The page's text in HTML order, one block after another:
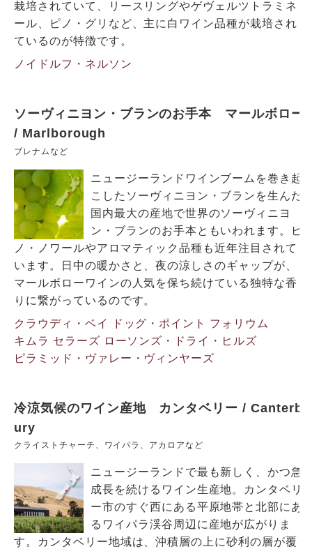
栽培されていて、リースリングやゲヴェルツトラミネ
ール、ピノ・グリなど、主に白ワイン品種が栽培され
ているのが特徴です。
ノイドルフ・ネルソン
ソーヴィニヨン・ブランのお手本 マールボロー
/ Marlborough
ブレナムなど
ニュージーランドワインブームを巻き起
こしたソーヴィニヨン・ブランを生んだ
国内最大の産地で世界のソーヴィニヨ
ン・ブランのお手本ともいわれます。ピ
ノ・ノワールやアロマティック品種も近年注目されて
います。日中の暖かさと、夜の涼しさのギャップが、
マールボローワインの人気を保ち続けている独特な香
りに繋がっているのです。
クラウディ・ベイ
ドッグ・ポイント
フォリウム
キムラ セラーズ ローソンズ・ドライ・ヒルズ
ピラミッド・ヴァレー・ヴィンヤーズ
冷涼気候のワイン産地 カンタベリー / Canterb
ury
クライストチャーチ、ワイパラ、アカロアなど
ニュージーランドで最も新しく、かつ急
成長を続けるワイン生産地。カンタベリ
ー市のすぐ西にある平原地帯と北部にあ
るワイパラ渓谷周辺に産地が広がりま
す。カンタベリー地域は、沖積層の上に砂利の層が覆